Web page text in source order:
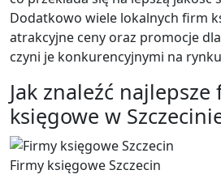
Dodatkowo wiele lokalnych firm
atrakcyjne ceny oraz promocje
czyni je konkurencyjnymi na
Jak znaleźć
księgowe w
Firmy księgowe Szczecin